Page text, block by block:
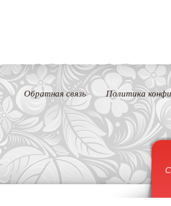
Обратная связь Политика